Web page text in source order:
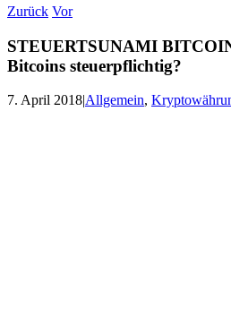
Zurück Vor
STEUERTSUNAMI
Bitcoins steuerpflichtig?
7. April 2018|Allgemein,